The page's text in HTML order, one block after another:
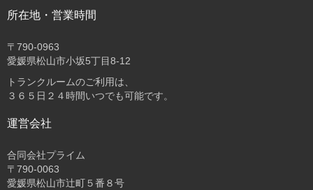
所在地・営業時間
〒 790-0963
愛媛県松山市小坂5丁目8-12
トランクルームのご利用は、
３６５日２４時間いつでも可能です。
運営会社
合同会社プライム
〒 790-0063
愛媛県松山市辻町５番８号